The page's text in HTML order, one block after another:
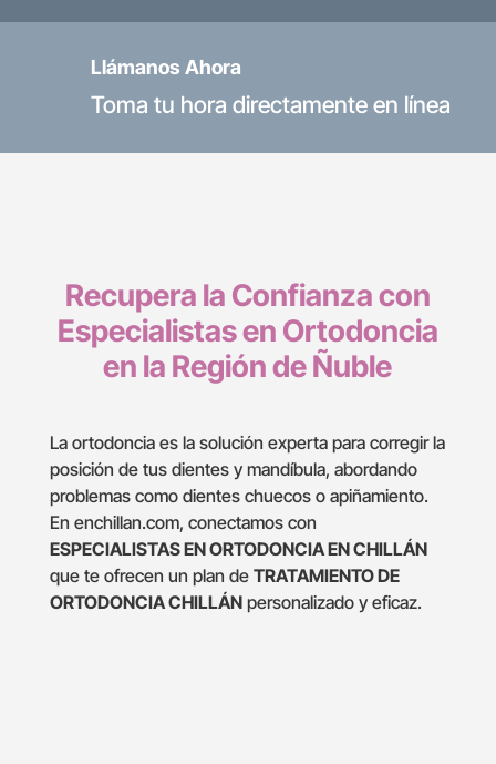
Llámanos Ahora
Toma tu hora directamente en línea
Recupera la Confianza con
Especialistas en Ortodoncia
en la Región de Ñuble
La ortodoncia es la solución experta para corregir la
posición de tus dientes y mandíbula, abordando
problemas como dientes chuecos o apiñamiento.
En enchillan.com, conectamos con
ESPECIALISTAS EN ORTODONCIA EN CHILLÁN
que te ofrecen un plan de TRATAMIENTO DE
ORTODONCIA CHILLÁNpersonalizado y eficaz.